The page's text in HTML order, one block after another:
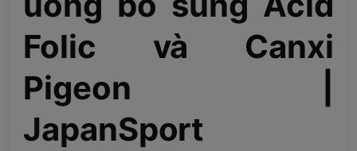
Folic và Canxi
Pigeon |
JapanSport